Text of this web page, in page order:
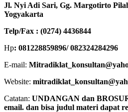
Jl. Nyi Adi Sari, Gg. Margotirto
Yogyakarta
Telp/Fax : (0274) 4436844
Hp: 081228859896/ 082324284296
E-mail:
Website:
Catatan: UNDANGAN dan
email. dan bisa judul materi dapat